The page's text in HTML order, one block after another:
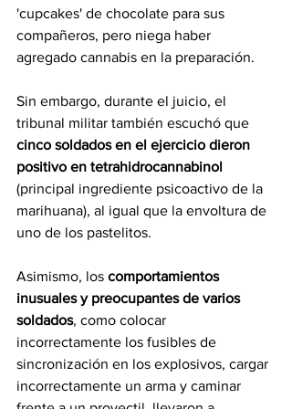
'cupcakes' de chocolate para sus
compañeros, pero niega haber
agregado cannabis en la preparación.
Sin embargo, durante el juicio, el
tribunal militar también escuchó que
cinco soldados en el ejercicio dieron
positivo en tetrahidrocannabinol
(principal ingrediente psicoactivo de la
marihuana), al igual que la envoltura de
uno de los pastelitos.
Asimismo, los comportamientos
inusuales y preocupantes de varios
soldados, como colocar
incorrectamente los fusibles de
sincronización en los explosivos, cargar
incorrectamente un arma y caminar